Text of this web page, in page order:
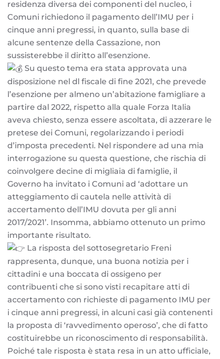
residenza diversa dei componenti del nucleo, i
Comuni richiedono il pagamento dell’IMU per i
cinque anni pregressi, in quanto, sulla base di
alcune sentenze della Cassazione, non
sussisterebbe il diritto all’esenzione.
Su questo tema era stata approvata una
disposizione nel dl fiscale di fine 2021, che prevede
l’esenzione per almeno un’abitazione famigliare a
partire dal 2022, rispetto alla quale Forza Italia
aveva chiesto, senza essere ascoltata, di azzerare le
pretese dei Comuni, regolarizzando i periodi
d’imposta precedenti. Nel rispondere ad una mia
interrogazione su questa questione, che rischia di
coinvolgere decine di migliaia di famiglie, il
Governo ha invitato i Comuni ad ‘adottare un
atteggiamento di cautela nelle attività di
accertamento dell’IMU dovuta per gli anni
2017/2021’. Insomma, abbiamo ottenuto un primo
importante risultato.
La risposta del sottosegretario Freni
rappresenta, dunque, una buona notizia per i
cittadini e una boccata di ossigeno per
contribuenti che si sono visti recapitare atti di
accertamento con richieste di pagamento IMU per
i cinque anni pregressi, in alcuni casi già contenenti
la proposta di ‘ravvedimento operoso’, che di fatto
costituirebbe un riconoscimento di responsabilità.
Poiché tale risposta è stata resa in un atto ufficiale,